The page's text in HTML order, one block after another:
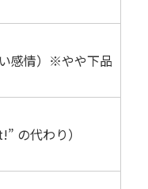
感情）※やや下品
の代わり）